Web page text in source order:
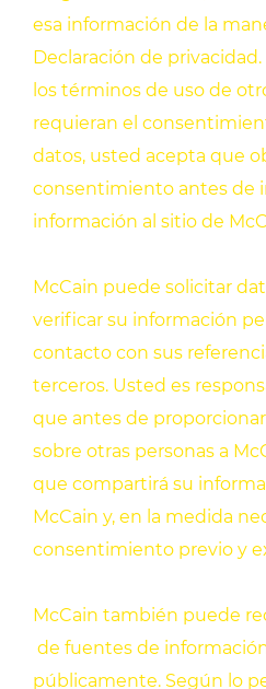
esa información de la
Declaración de
los términos de uso de
requieran el
datos, usted acepta que
consentimiento antes de
información al sitio de
McCain puede solicitar
verificar su información
contacto con sus
terceros. Usted es
que antes de
sobre otras personas a
que compartirá su
McCain y, en la medida
consentimiento previo y
McCain también puede
de fuentes de
públicamente. Según lo